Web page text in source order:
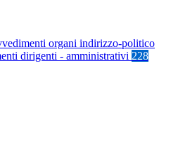
organi indirizzo-politico
dirigenti - amministrativi 228